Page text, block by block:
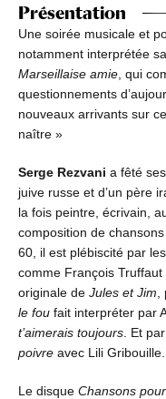
Présentation
Une soirée musicale et
notamment interprétée
Marseillaise amie , qui
questionnements
nouveaux arrivants sur
naître »
Serge Rezvani a fêté
juive russe et d’un père
la fois peintre, écrivain,
composition de
60, il est plébiscité par
comme François Truffaut
originale de Jules et Jim
le fou fait interpréter par
t’aimerais toujours . Et
poivre avec Lili Gribouille.
Le disque Chansons